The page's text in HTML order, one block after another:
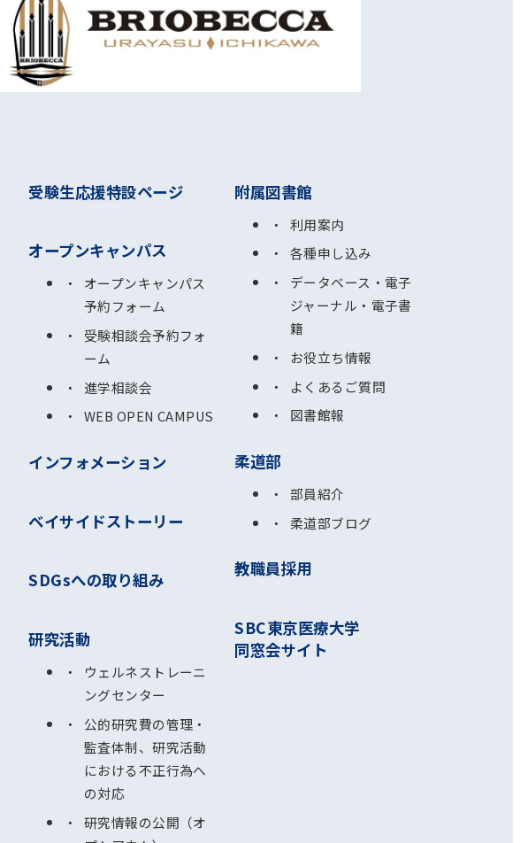
受験生応援特設ページ
オープンキャンパス
オープンキャンパス
予約フォーム
受験相談会予約フォ
ーム
進学相談会
WEB OPEN CAMPUS
インフォメーション
ベイサイドストーリー
SDGsへの取り組み
研究活動
ウェルネストレーニ
ングセンター
公的研究費の管理・
監査体制、研究活動
における不正行為へ
の対応
研究情報の公開（オ
附属図書館
利用案内
各種申し込み
データベース・電子
ジャーナル・電子書
籍
お役立ち情報
よくあるご質問
図書館報
柔道部
部員紹介
柔道部ブログ
教職員採用
SBC東京医療大学
同窓会サイト